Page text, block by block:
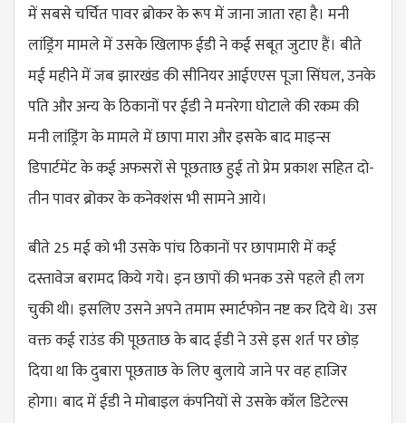
में सबसे चर्चित पावर ब्रोकर के रूप में जाना जाता रहा है। मनी
लांड्रिंग मामले में उसके खिलाफ ईडी ने कई सबूत जुटाए हैं। बीते
मई महीने में जब झारखंड की सीनियर आईएएस पूजा सिंघल, उनके
पति और अन्य के ठिकानों पर ईडी ने मनरेगा घोटाले की रकम की
मनी लांड्रिंग के मामले में छापा मारा और इसके बाद माइन्स
डिपार्टमेंट के कई अफसरों से पूछताछ हुई तो प्रेम प्रकाश सहित दो-
तीन पावर ब्रोकर के कनेक्शंस भी सामने आये।
बीते 25 मई को भी उसके पांच ठिकानों पर छापामारी में कई
दस्तावेज बरामद किये गये। इन छापों की भनक उसे पहले ही लग
चुकी थी। इसलिए उसने अपने तमाम स्मार्टफोन नष्ट कर दिये थे। उस
वक्त कई राउंड की पूछताछ के बाद ईडी ने उसे इस शर्त पर छोड़
दिया था कि दुबारा पूछताछ के लिए बुलाये जाने पर वह हाजिर
होगा। बाद में ईडी ने मोबाइल कंपनियों से उसके कॉल डिटेल्स